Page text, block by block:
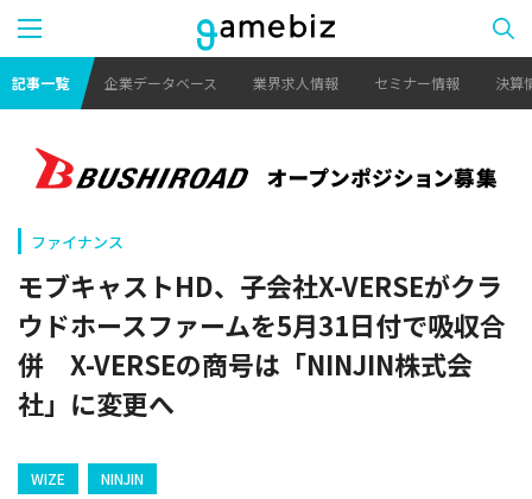
記事一覧 企業データベース 業界求人情報 セミナー情報 決算
ファイナンス
モブキャストHD、子会社X-VERSEがクラ
ウドホースファームを5月31日付で吸収合
併 X-VERSEの商号は「NINJIN株式会
社」に変更へ
WIZE NINJIN